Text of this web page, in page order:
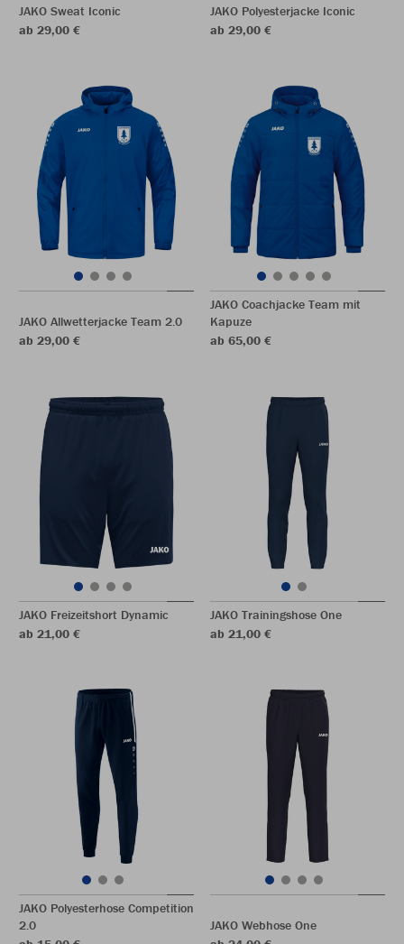
JAKO Sweat Iconic
ab 29,00 €
JAKO Polyesterjacke Iconic
ab 29,00 €
JAKO Allwetterjacke Team 2.0
ab 29,00 €
JAKO Coachjacke Team mit
Kapuze
ab 65,00 €
JAKO Freizeitshort Dynamic
ab 21,00 €
JAKO Trainingshose One
ab 21,00 €
JAKO Polyesterhose Competition
2.0
JAKO Webhose One